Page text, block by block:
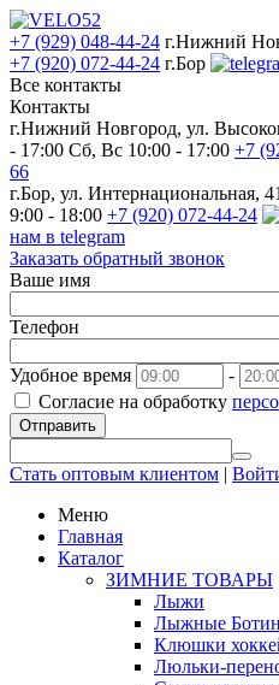
+7 (929) 048-44-24 г.Нижний
+7 (920) 072-44-24 г.Бор
Все контакты
Контакты
г.Нижний Новгород, ул.
- 17:00 Сб, Вс 10:00 - 17:00 +7
66
г.Бор, ул. Интернациональная,
9:00 - 18:00 +7 (920) 072-44-24
нам в telegram
Заказать обратный звонок
Ваше имя
Телефон
Удобное время
-
Согласие на обработку
Отправить
Стать оптовым клиентом |
Меню
Главная
Каталог
ЗИМНИЕ ТОВАРЫ
Лыжи
Лыжные
Клюшки
Люльки-